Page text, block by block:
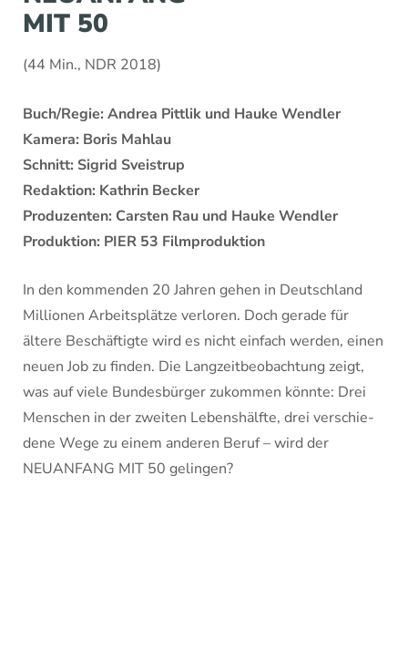
MIT 50
(44 Min., NDR 2018)
In den kommenden 20 Jahren gehen in Deutschland
Millionen Arbeitsplätze verloren. Doch gerade für
ältere Beschäftigte wird es nicht einfach werden, einen
neuen Job zu finden. Die Langzeit­beobachtung zeigt,
was auf viele Bundesbürger zukommen könnte: Drei
Menschen in der zweiten Lebenshälfte, drei verschie­
dene Wege zu einem ande­ren Beruf – wird der
NEUANFANG MIT 50 gelingen?
Buch/Regie: Andrea Pittlik und Hauke Wendler
Kamera: Boris Mahlau
Schnitt: Sigrid Sveistrup
Redaktion: Kathrin Becker
Produzenten: Carsten Rau und Hauke Wendler
Produktion: PIER 53 Filmproduktion